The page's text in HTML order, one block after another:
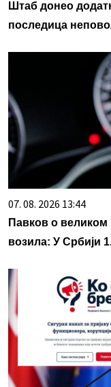
Штаб донео
последица
07. 08. 2026 13:44
Павков о великом
возила: У Србији